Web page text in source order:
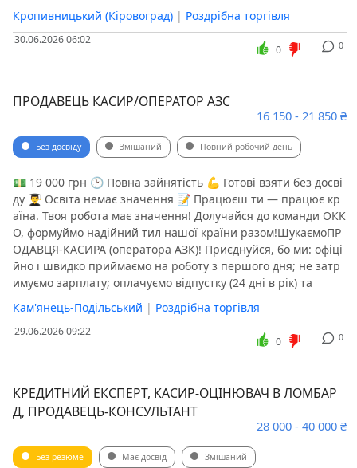
Кропивницький (Кіровоград) | Роздрібна торгівля
30.06.2026 06:02 0
0
ПРОДАВЕЦЬ КАСИР/ОПЕРАТОР АЗС
16 150 - 21 850 ₴
Без досвіду Змішаний Повний робочий день
💵 19 000 грн 🕑 Повна зайнятість 💪 Готові взяти без досві
ду 👨‍🎓 Освіта немає значення 📝 Працюєш ти — працює кр
аїна. Твоя робота має значення! Долучайся до команди ОКК
О, формуймо надійний тил нашої країни разом!ШукаємоПР
ОДАВЦЯ-КАСИРА (оператора АЗК)! Приєднуйся, бо ми: офіці
йно і швидко приймаємо на роботу з першого дня; не затр
имуємо зарплату; оплачуємо відпустку (24 дні в рік) та
Кам'янець-Подільський | Роздрібна торгівля
29.06.2026 09:22 0
0
КРЕДИТНИЙ ЕКСПЕРТ, КАСИР-ОЦІНЮВАЧ В ЛОМБАР
Д, ПРОДАВЕЦЬ-КОНСУЛЬТАНТ
28 000 - 40 000 ₴
Без резюме Має досвід Змішаний